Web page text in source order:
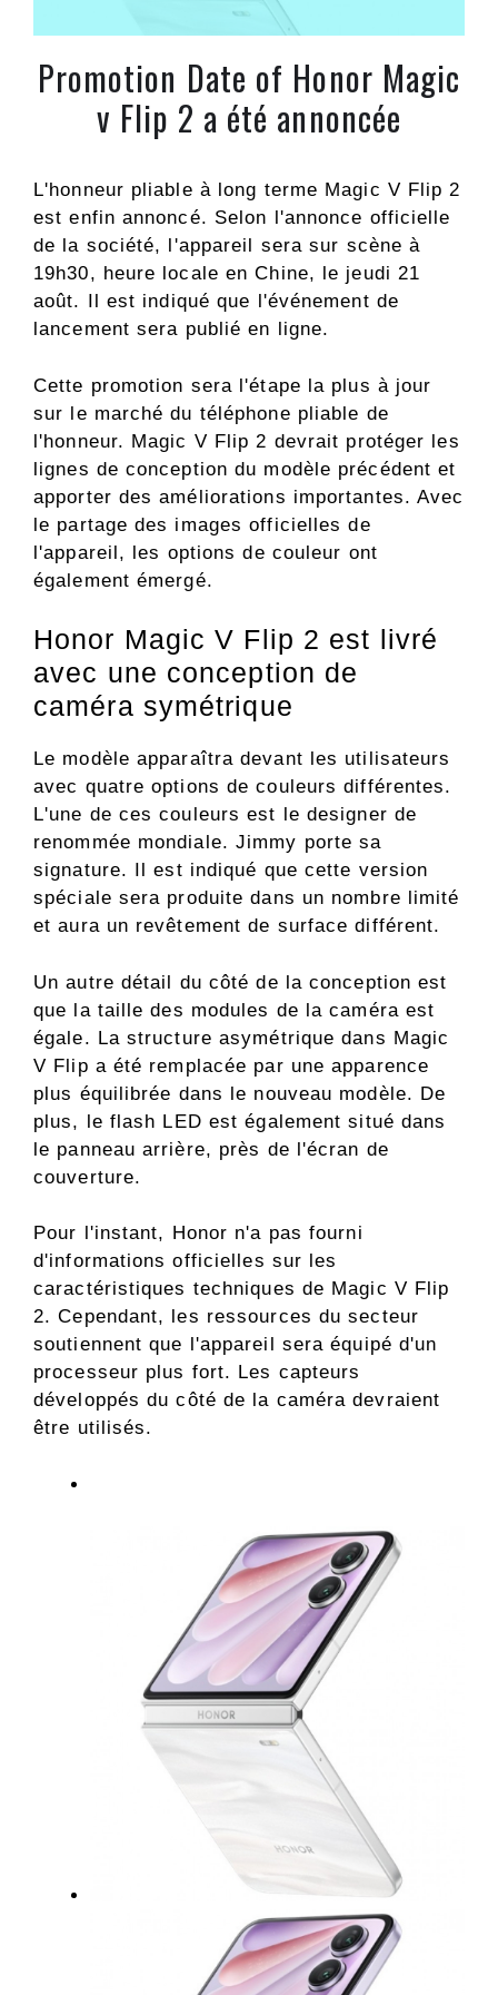
Promotion Date of Honor Magic
v Flip 2 a été annoncée
L'honneur pliable à long terme Magic V Flip 2
est enfin annoncé. Selon l'annonce officielle
de la société, l'appareil sera sur scène à
19h30, heure locale en Chine, le jeudi 21
août. Il est indiqué que l'événement de
lancement sera publié en ligne.
Cette promotion sera l'étape la plus à jour
sur le marché du téléphone pliable de
l'honneur. Magic V Flip 2 devrait protéger les
lignes de conception du modèle précédent et
apporter des améliorations importantes. Avec
le partage des images officielles de
l'appareil, les options de couleur ont
également émergé.
Honor Magic V Flip 2 est livré
avec une conception de
caméra symétrique
Le modèle apparaîtra devant les utilisateurs
avec quatre options de couleurs différentes.
L'une de ces couleurs est le designer de
renommée mondiale. Jimmy porte sa
signature. Il est indiqué que cette version
spéciale sera produite dans un nombre limité
et aura un revêtement de surface différent.
Un autre détail du côté de la conception est
que la taille des modules de la caméra est
égale. La structure asymétrique dans Magic
V Flip a été remplacée par une apparence
plus équilibrée dans le nouveau modèle. De
plus, le flash LED est également situé dans
le panneau arrière, près de l'écran de
couverture.
Pour l'instant, Honor n'a pas fourni
d'informations officielles sur les
caractéristiques techniques de Magic V Flip
2. Cependant, les ressources du secteur
soutiennent que l'appareil sera équipé d'un
processeur plus fort. Les capteurs
développés du côté de la caméra devraient
être utilisés.